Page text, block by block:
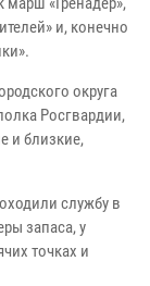
и, конечно
округа
Росгвардии,
и близкие,
службу в
запаса, у
точках и